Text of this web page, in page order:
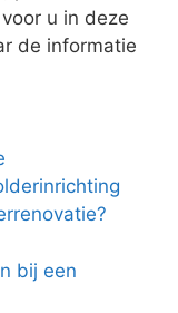
u in deze
de informatie
bij een